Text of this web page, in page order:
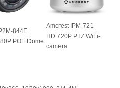
844E
POE Dome
Amcrest IPM-721
HD 720P PTZ WiFi-
camera